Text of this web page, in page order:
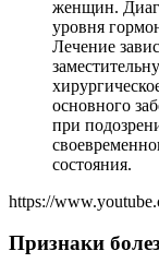
женщин.
уровня
Лечение
основного
при
состояния.
https://
Признаки